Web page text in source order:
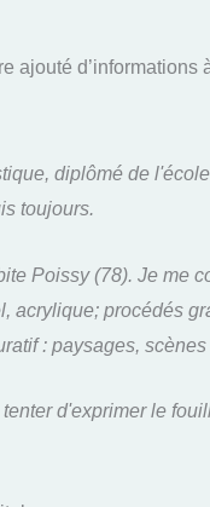
ajouté d’informations
diplômé de
toujours.
Poissy (78). Je me
acrylique; procédés
: paysages,
d'exprimer le